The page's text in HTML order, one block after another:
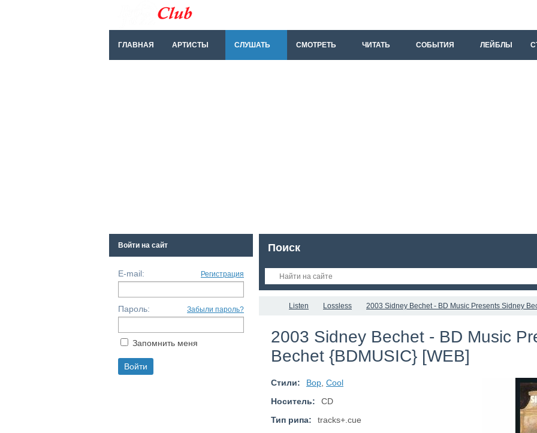
ГЛАВНАЯ АРТИСТЫ СЛУШАТЬ СМОТРЕТЬ ЧИТАТЬ СОБЫТИЯ ЛЕЙБЛЫ
Поиск
Listen Lossless 2003 Sidney Bechet - BD Music Presents Sidney
2003 Sidney Bechet - BD Music
Bechet {BDMUSIC} [WEB]
Стили: Bop Cool
Носитель:
CD
Тип рипа:
tracks+.cue
Войти на сайт
E-mail: Регистрация
Пароль: Забыли пароль?
Запомнить меня